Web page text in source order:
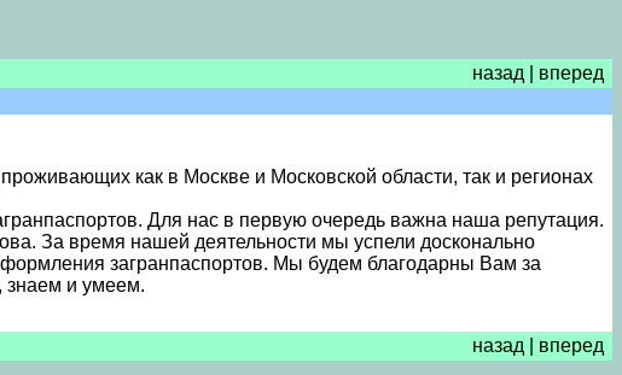
назад
вперед
как в Москве и Московской области, так и регионах
Для нас в первую очередь важна наша репутация.
За время нашей деятельности мы успели досконально
загранпаспортов. Мы будем благодарны Вам за
знаем и умеем.
назад вперед